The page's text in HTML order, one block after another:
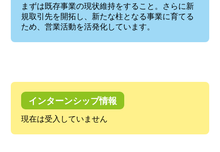
まずは既存事業の現状維持をすること。さらに新
規取引先を開拓し、新たな柱となる事業に育てる
ため、営業活動を活発化しています。
インターンシップ情報
現在は受入していません